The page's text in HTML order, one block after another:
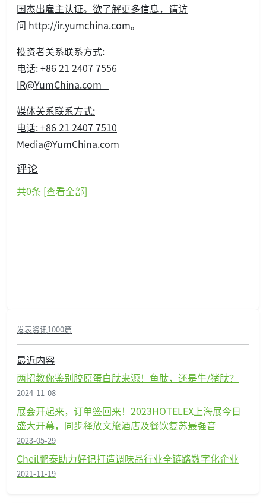
国杰出雇主认证。欲了解更多信息，请访
问 http://ir.yumchina.com。
投资者关系联系方式:
电话: +86 21 2407 7556
IR@YumChina.com
媒体关系联系方式:
电话: +86 21 2407 7510
Media@YumChina.com
评论
共0条 [查看全部]
发表资讯1000篇
最近内容
两招教你鉴别胶原蛋白肽来源！鱼肽，还是牛/猪肽？
2024-11-08
展会开起来，订单签回来！2023HOTELEX上海展今日
盛大开幕，同步释放文旅酒店及餐饮复苏最强音
2023-05-29
Cheil鹏泰助力好记打造调味品行业全链路数字化企业
2021-11-19